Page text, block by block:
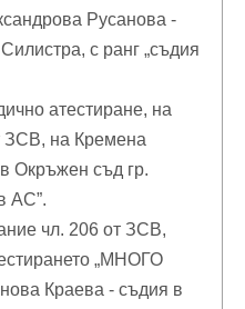
Русанова -
с ранг „съдия
атестиране, на
ЗСВ, на Кремена
Окръжен съд гр.
АС”.
чл. 206 от ЗСВ,
„МНОГО
Краева - съдия в